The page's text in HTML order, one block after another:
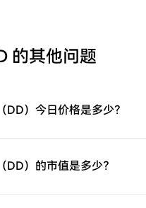
即时购买ProShares 两倍做多
方法以增加便利性。C2C购
服务和竞争性汇率。第三步：
两倍做多短期 VIX 期货
受益全球清洁能源转型与核电
美股稀缺铀矿赛道投资工具。
的其他问题
DD）今日价格是多少？
DD）的市值是多少？